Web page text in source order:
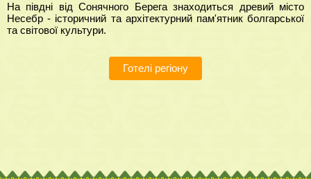
На півдні від Сонячного Берега знаходиться древий місто
Несебр - історичний та архітектурний пам'ятник болгарської
та світової культури.
Готелі регіону